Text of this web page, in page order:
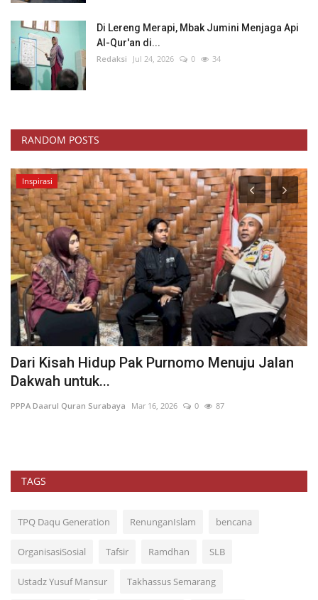
Di Lereng Merapi, Mbak Jumini Menjaga Api
Al-Qur'an di...
Redaksi Jul 24, 2026 0 34
RANDOM POSTS
Inspirasi
Dari Kisah Hidup Pak Purnomo Menuju Jalan
Dakwah untuk...
PPPA Daarul Quran Surabaya Mar 16, 2026 0 87
TAGS
TPQ Daqu Generation RenunganIslam bencana
OrganisasiSosial Tafsir Ramdhan SLB
Ustadz Yusuf Mansur Takhassus Semarang